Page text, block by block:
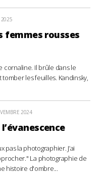
2025
femmes rousses
cornaline. Il brûle dans le
les feuilles. Kandinsky,
2024
pas la photographier. J’ai
La photographie de
histoire d'ombre...